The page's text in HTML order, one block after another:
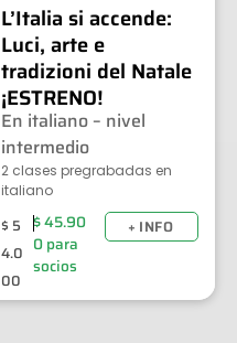
L’Italia si accende:
Luci, arte e
tradizioni del Natale
¡ESTRENO!
En italiano – nivel
intermedio
2 clases pregrabadas en
italiano
$ 5
4.0
00
$45.90
0para
socios
+ INFO